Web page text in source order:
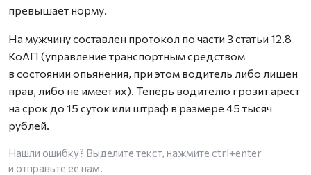
превышает норму.
На мужчину составлен протокол по части 3 статьи 12.8
КоАП (управление транспортным средством
в состоянии опьянения, при этом водитель либо лишен
прав, либо не имеет их). Теперь водителю грозит арест
на срок до 15 суток или штраф в размере 45 тысяч
рублей.
Нашли ошибку? Выделите текст, нажмите ctrl+enter
и отправьте ее нам.